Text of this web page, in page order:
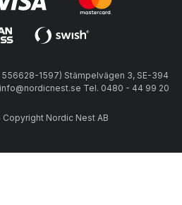
1597) Stämpelvägen 3, SE-394
Tel. 0480 - 44 99 20
Nordic Nest AB